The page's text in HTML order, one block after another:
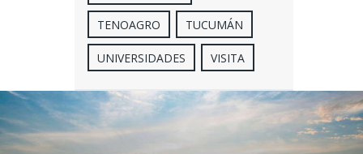
TENOAGRO TUCUMÁN
UNIVERSIDADES VISITA